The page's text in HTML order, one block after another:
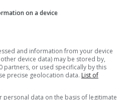
Wetterinformationen in 3 einfachen
on a device
and information from your device
device data) may be stored by,
partners, or used specifically by this
precise geolocation data. List of
personal data on the basis of legitimate